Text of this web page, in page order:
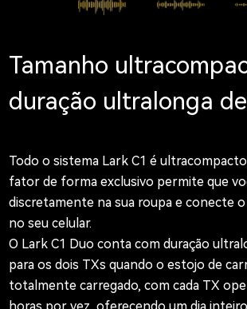
Tamanho
duração ultralonga
Todo o sistema Lark C1 é
fator de forma exclusivo permite que
discretamente na sua roupa e conecte
no seu celular.
O Lark C1 Duo conta com duração
para os dois TXs quando o estojo de
totalmente carregado, com cada TX
horas por vez, oferecendo um dia